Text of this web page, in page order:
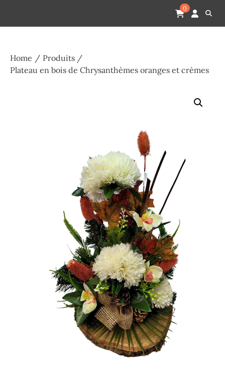
content
Espace Funéraire Michel Gardechaux
0
Home
Produits
Plateau en bois de Chrysanthèmes oranges et crèmes